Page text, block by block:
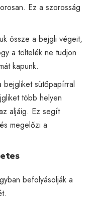
Ez a szorosság
össze a bejgli végeit,
a töltelék ne tudjon
kapunk.
bejgliket sütőpapírral
több helyen
aljáig. Ez segít
megelőzi a
befolyásolják a